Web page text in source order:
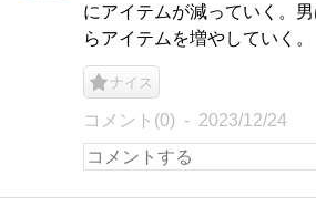
にアイテムが減っていく。
らアイテムを増やしていく。
ナイス
コメント(0) 2023/12/24